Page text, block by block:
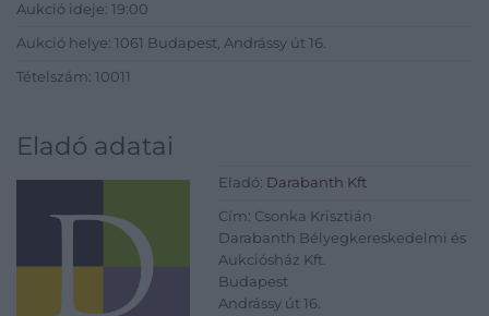
Aukció ideje: 19:00
Aukció helye: 1061 Budapest, Andrássy út 16.
Tételszám: 10011
Eladó adatai
Eladó: Darabanth Kft
Cím: Csonka Krisztián
Darabanth Bélyegkereskedelmi és
Aukciósház Kft.
Budapest
Andrássy út 16.